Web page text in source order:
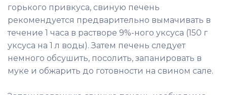
горького привкуса, свиную печень
рекомендуется предварительно вымачивать в
течение 1 часа в растворе 9%-ного уксуса (150 г
уксуса на 1 л воды). Затем печень следует
немного обсушить, посолить, запанировать в
муке и обжарить до готовности на свином сале.